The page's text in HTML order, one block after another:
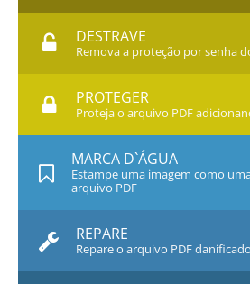
DESTRAVE
Remova a proteção por senha
PROTEGER
Proteja o arquivo PDF
MARCA D`ÁGUA
Estampe uma imagem como
arquivo PDF
REPARE
Repare o arquivo PDF danificado